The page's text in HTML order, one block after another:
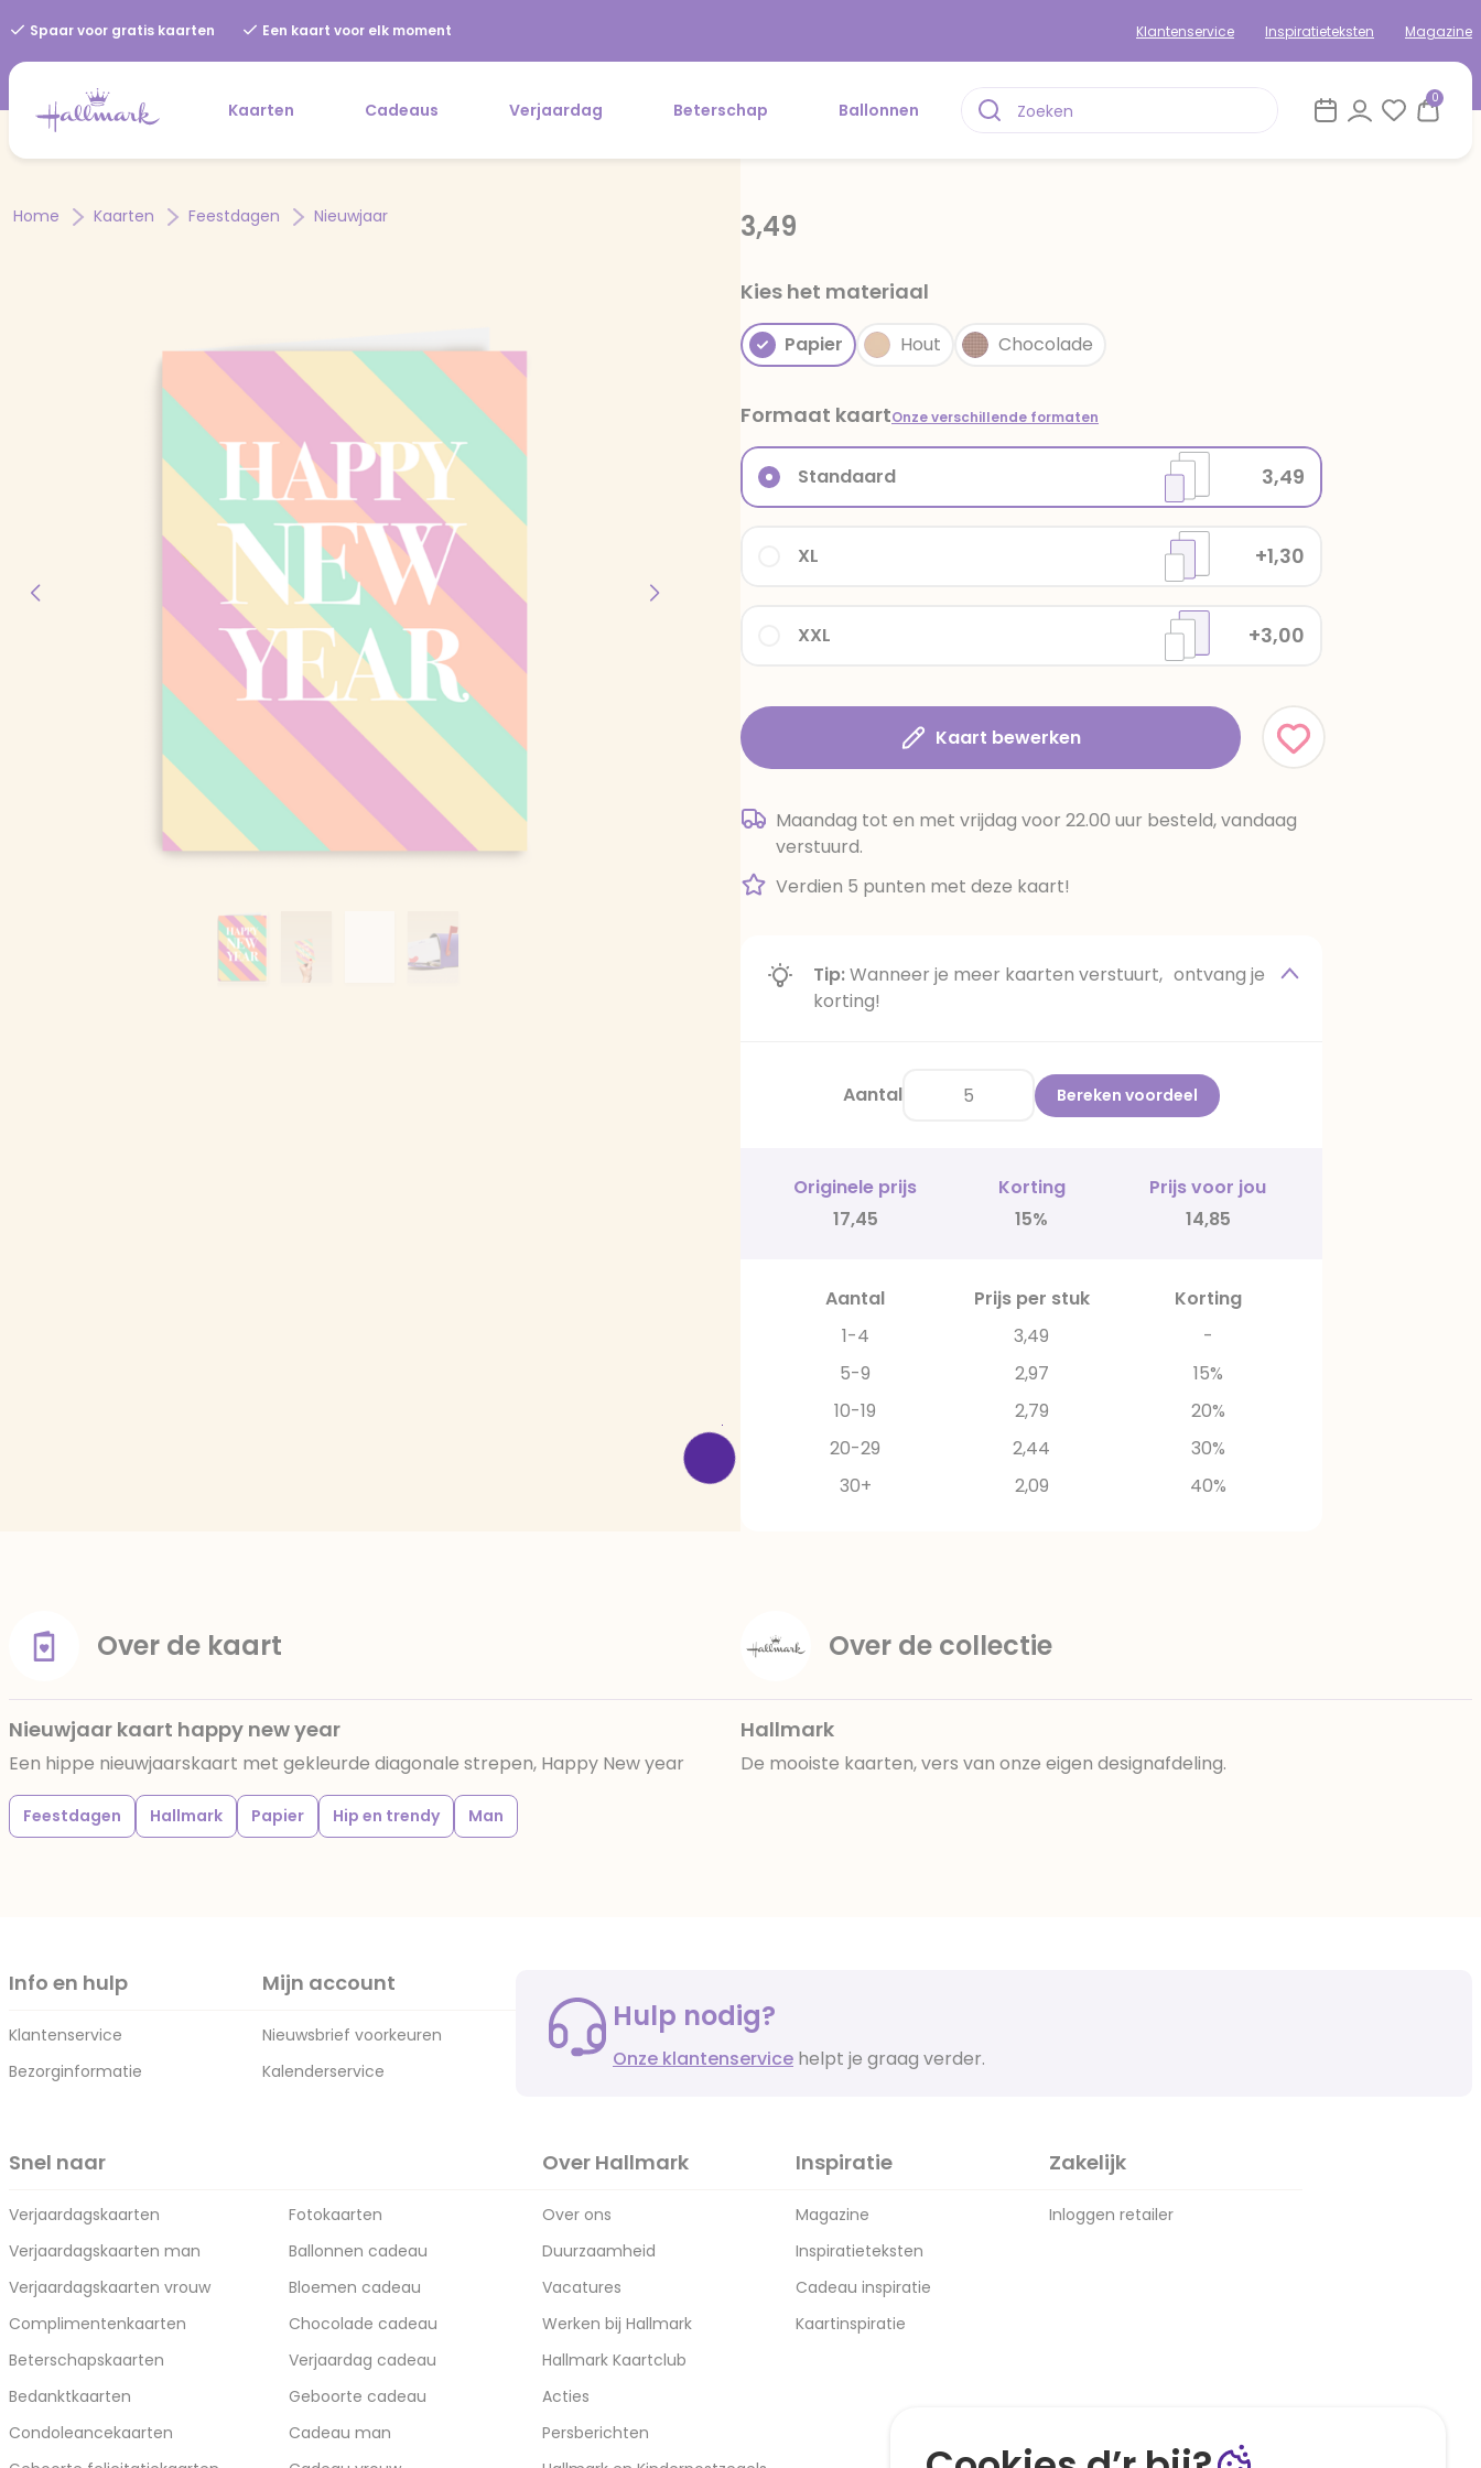
Spaar voor gratis kaarten Een kaart voor elk moment Klantenservice Inspiratieteksten Magazine
Kaarten Cadeaus Verjaardag Beterschap Ballonnen
0
Home Kaarten Feestdagen Nieuwjaar 3,49
Kies het materiaal
Papier Hout Chocolade
Formaat kaartOnze verschillende formaten
XXL +3,00
XL +1,30
Standaard 3,49
Kaart bewerken
Maandag tot en met vrijdag voor 22.00 uur besteld, vandaag
verstuurd.
Verdien 5 punten met deze kaart!
Tip:Wanneer je meer kaarten verstuurt, ontvang je
korting!
Aantal Bereken voordeel
Originele prijs Korting
Prijs voor jou
17,45
15% 14,85
Aantal Prijs per stuk
Korting
1-4
3,49
-
5-9
2,97
15%
10-19
2,79
20%
20-29
2,44
30%
30+
2,09 40%
Over de kaart
Nieuwjaar kaart happy new year
Een hippe nieuwjaarskaart met gekleurde diagonale strepen, Happy New year
Feestdagen Hallmark Papier Hip en trendy Man
Over de collectie
Hallmark
De mooiste kaarten, vers van onze eigen designafdeling.
Info en hulp
Klantenservice
Bezorginformatie
Mijn account
Nieuwsbrief voorkeuren
Kalenderservice
Hulp nodig?
Onze klantenservice helpt je graag verder.
Snel naar
Verjaardagskaarten
Verjaardagskaarten man
Verjaardagskaarten vrouw
Complimentenkaarten
Beterschapskaarten
Bedanktkaarten
Condoleancekaarten
Fotokaarten
Ballonnen cadeau
Bloemen cadeau
Chocolade cadeau
Verjaardag cadeau
Geboorte cadeau
Cadeau man
Over Hallmark
Over ons
Duurzaamheid
Vacatures
Werken bij Hallmark
Hallmark Kaartclub
Acties
Persberichten
Inspiratie
Magazine
Inspiratieteksten
Cadeau inspiratie
Kaartinspiratie
Zakelijk
Inloggen retailer